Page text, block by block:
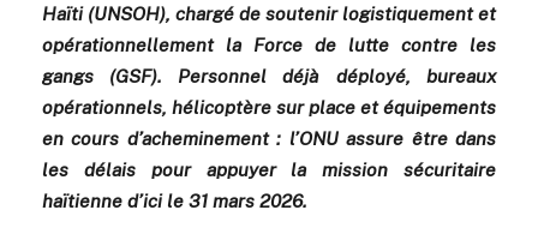
Haïti (UNSOH), chargé de soutenir logistiquement et
opérationnellement la Force de lutte contre les
gangs (GSF). Personnel déjà déployé, bureaux
opérationnels, hélicoptère sur place et équipements
en cours d’acheminement : l’ONU assure être dans
les délais pour appuyer la mission sécuritaire
haïtienne d’ici le 31 mars 2026.